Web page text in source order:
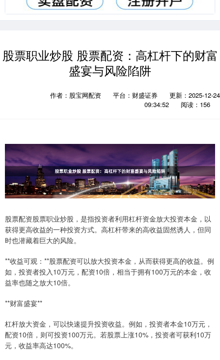
股票职业炒股 股票配资：高杠杆下的财富
盛宴与风险陷阱
作者：股宝网配资 平台：财盛证券
更新：2025-12-24
09:34:52
阅读：156
股票配资股票职业炒股，是指投资者利用杠杆资金放大投资本金，以
获得更高收益的一种投资方式。高杠杆带来的高收益固然诱人，但同
时也潜藏着巨大的风险。
**收益可观：**股票配资可以放大投资本金，从而获得更高的收益。例
如，投资者投入10万元，配资10倍，相当于拥有100万元的本金，收
益率也随之放大10倍。
**财富盛宴**
杠杆放大资金，可以快速提升投资收益。例如，投资者本金10万元，
配资10倍，则可投资100万元。若股票上涨10%，投资者可获利10万
元，收益率高达100%。